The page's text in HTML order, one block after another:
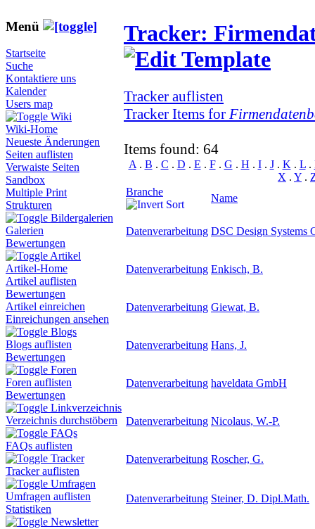
Menü
Startseite
Suche
Kontaktiere uns
Kalender
Users map
Wiki
Wiki-Home
Neueste Änderungen
Seiten auflisten
Verwaiste Seiten
Sandbox
Multiple Print
Strukturen
Bildergalerien
Galerien
Bewertungen
Artikel
Artikel-Home
Artikel auflisten
Bewertungen
Artikel einreichen
Einreichungen ansehen
Blogs
Blogs auflisten
Bewertungen
Foren
Foren auflisten
Bewertungen
Linkverzeichnis
Verzeichnis durchstöbern
FAQs
FAQs auflisten
Tracker
Tracker auflisten
Umfragen
Umfragen auflisten
Statistiken
Newsletter
Tracker:
Tracker auflisten
Tracker Items for
Items found: 64
A . B . C . D . E . F. G . H . I. J. K . L.
X . Y .
Branche
Name
Datenverarbeitung DSC Design Systems
Datenverarbeitung Enkisch, B.
Datenverarbeitung Giewat, B.
Datenverarbeitung Hans, J.
Datenverarbeitung haveldata GmbH
Datenverarbeitung Nicolaus, W.-P.
Datenverarbeitung Roscher, G.
Datenverarbeitung Steiner, D. Dipl.Math.